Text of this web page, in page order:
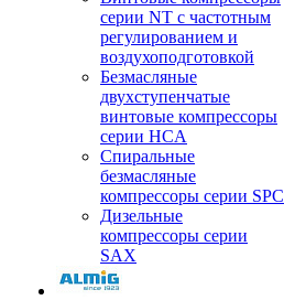
серии NT с частотным
регулированием и
воздухоподготовкой
Безмасляные
двухступенчатые
винтовые компрессоры
серии HCA
Спиральные
безмасляные
компрессоры серии SPC
Дизельные
компрессоры серии
SAX